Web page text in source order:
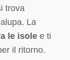
trova
La
le isole e ti
il ritorno.